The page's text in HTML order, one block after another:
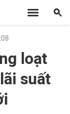
loạt
suất